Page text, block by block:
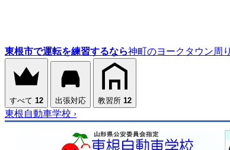
東根市で運転を練習するなら神町のヨークタウン周
すべて 12 出張対応 教習所 12
東根自動車学校 ›